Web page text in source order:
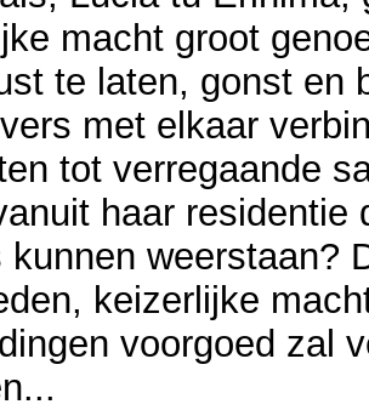
macht groot
te laten, gonst en
met elkaar
tot verregaande
haar residentie
kunnen weerstaan?
keizerlijke
voorgoed zal